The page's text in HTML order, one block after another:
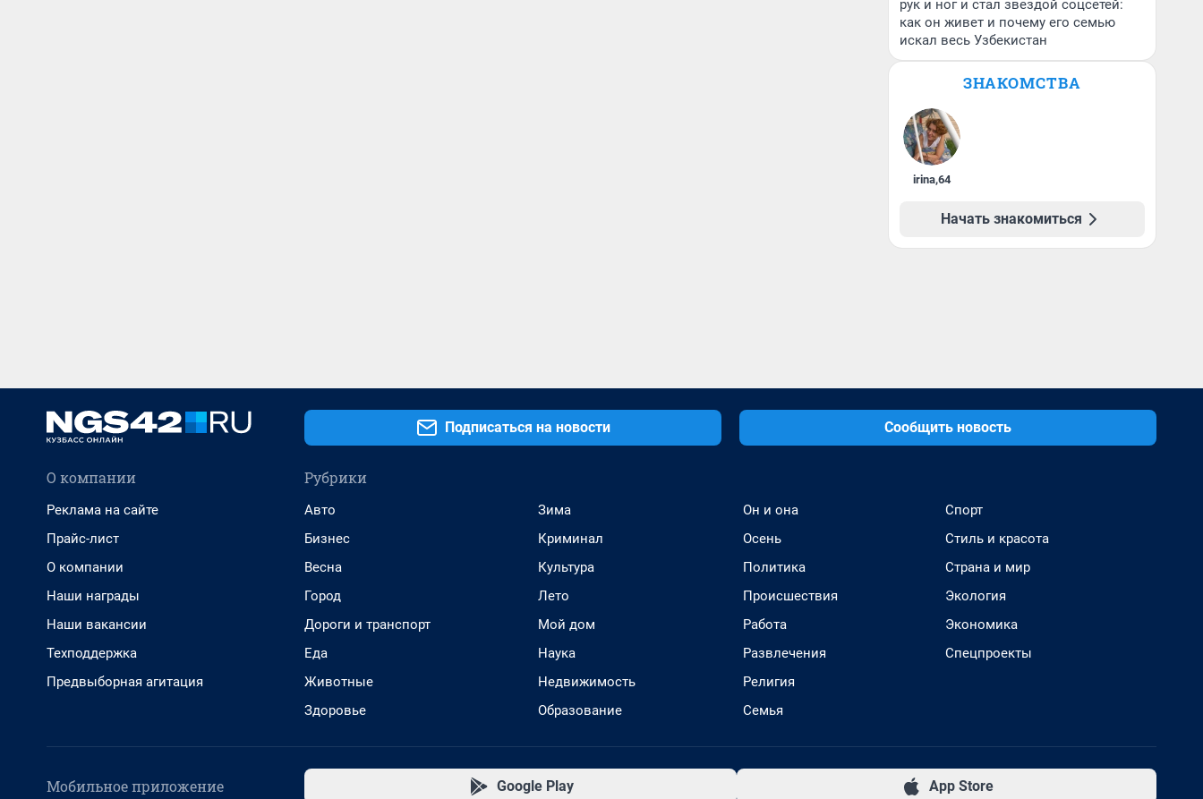
рук и ног и стал звездой соцсетей:
как он живет и почему его семью
искал весь Узбекистан
ЗНАКОМСТВА
irina,64
Начать знакомиться
Подписаться на новости Сообщить новость
О компании
Реклама на сайте
Прайс-лист
О компании
Наши награды
Наши вакансии
Техподдержка
Предвыборная агитация
Рубрики
Авто
Бизнес
Весна
Город
Дороги и транспорт
Еда
Животные
Здоровье
Зима
Криминал
Культура
Лето
Мой дом
Наука
Недвижимость
Образование
Он и она
Осень
Политика
Происшествия
Работа
Развлечения
Религия
Семья
Спорт
Стиль и красота
Страна и мир
Экология
Экономика
Спецпроекты
Мобильное приложение Google Play App Store